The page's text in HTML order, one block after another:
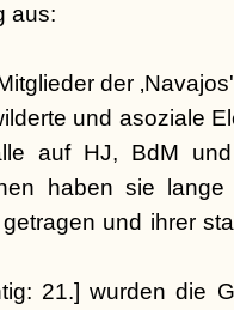
aus:
der
und asoziale
auf HJ, BdM
haben sie
und ihrer
21.] wurden die